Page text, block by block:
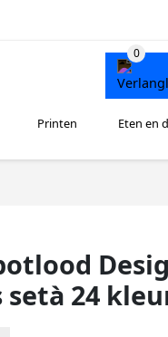
Printen Eten en
24